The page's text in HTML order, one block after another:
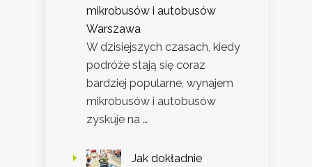
mikrobusów i autobusów
Warszawa
W dzisiejszych czasach, kiedy
podróże stają się coraz
bardziej popularne, wynajem
mikrobusów i autobusów
zyskuje na …
Jak dokładnie